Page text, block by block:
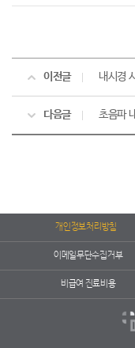
이전글 내시경
다음글 초음파
개인정보처리방침
이메일무단수집거부
비급여 진료비용